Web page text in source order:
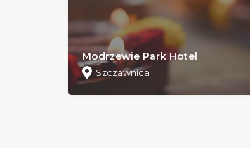
Modrzewie Park Hotel
Szczawnica